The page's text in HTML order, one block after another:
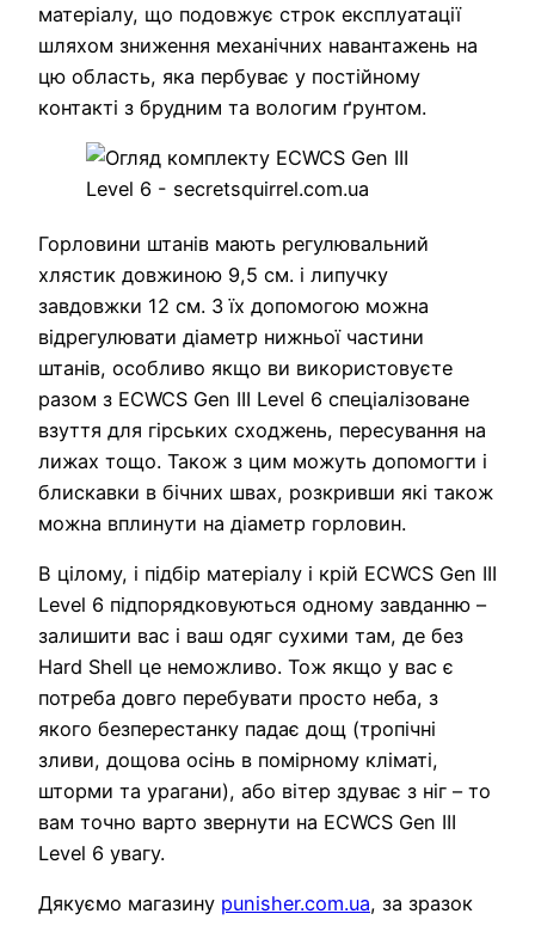
матеріалу, що подовжує строк експлуатації
шляхом зниження механічних навантажень на
цю область, яка пербуває у постійному
контакті з брудним та вологим ґрунтом.
Горловини штанів мають регулювальний
хлястик довжиною 9,5 см. і липучку
завдовжки 12 см. З їх допомогою можна
відрегулювати діаметр нижньої частини
штанів, особливо якщо ви використовуєте
разом з ECWCS Gen III Level 6 спеціалізоване
взуття для гірських сходжень, пересування на
лижах тощо. Також з цим можуть допомогти і
блискавки в бічних швах, розкривши які також
можна вплинути на діаметр горловин.
В цілому, і підбір матеріалу і крій ECWCS Gen III
Level 6 підпорядковуються одному завданню –
залишити вас і ваш одяг сухими там, де без
Hard Shell це неможливо. Тож якщо у вас є
потреба довго перебувати просто неба, з
якого безперестанку падає дощ (тропічні
зливи, дощова осінь в помірному кліматі,
шторми та урагани), або вітер здуває з ніг – то
вам точно варто звернути на ECWCS Gen III
Level 6 увагу.
Дякуємо магазину punisher.com.ua, за зразок